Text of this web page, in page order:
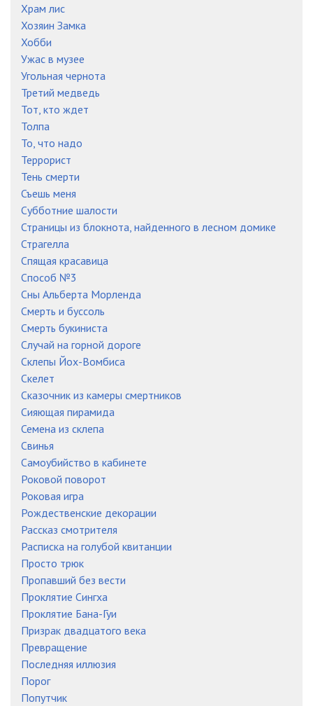
Храм лис
Хозяин Замка
Хобби
Ужас в музее
Угольная чернота
Третий медведь
Тот, кто ждет
Толпа
То, что надо
Террорист
Тень смерти
Съешь меня
Субботние шалости
Страницы из блокнота, найденного в лесном домике
Страгелла
Спящая красавица
Способ №3
Сны Альберта Морленда
Смерть и буссоль
Смерть букиниста
Случай на горной дороге
Склепы Йох-Вомбиса
Скелет
Сказочник из камеры смертников
Сияющая пирамида
Семена из склепа
Свинья
Самоубийство в кабинете
Роковой поворот
Роковая игра
Рождественские декорации
Рассказ смотрителя
Расписка на голубой квитанции
Просто трюк
Пропавший без вести
Проклятие Сингха
Проклятие Бана-Гуи
Призрак двадцатого века
Превращение
Последняя иллюзия
Порог
Попутчик